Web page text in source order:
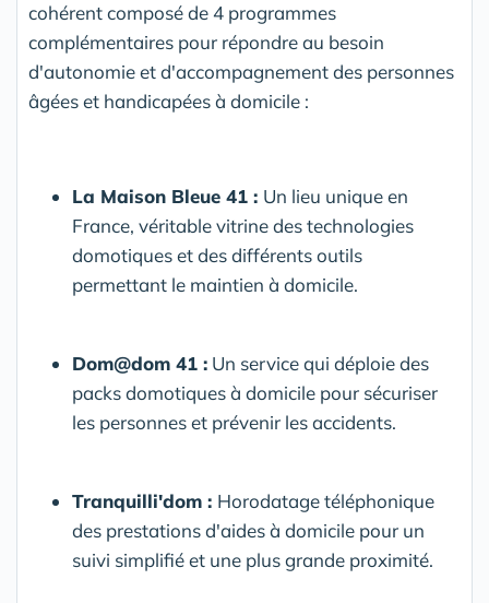
cohérent composé de 4 programmes
complémentaires pour répondre au besoin
d'autonomie et d'accompagnement des personnes
âgées et handicapées à domicile :
La Maison Bleue 41 : Un lieu unique en
France, véritable vitrine des technologies
domotiques et des différents outils
permettant le maintien à domicile.
Dom@dom 41 : Un service qui déploie des
packs domotiques à domicile pour sécuriser
les personnes et prévenir les accidents.
Tranquilli'dom : Horodatage téléphonique
des prestations d'aides à domicile pour un
suivi simplifié et une plus grande proximité.